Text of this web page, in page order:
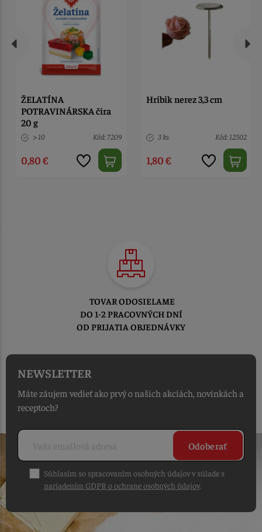
ŽELATÍNA
POTRAVINÁRSKA číra
20 g
> 10 Kód: 7209
0,80 €
Hríbik nerez 3,3 cm
3 ks Kód: 12502
1,80 €
TOVAR ODOSIELAME
DO 1-2 PRACOVNÝCH DNÍ
OD PRIJATIA OBJEDNÁVKY
NEWSLETTER
Máte záujem vedieť ako prvý o našich akciách, novinkách a
receptoch?
Odoberať
Súhlasím so spracovaním osobných údajov v súlade s
nariadením GDPR o ochrane osobných údajov.